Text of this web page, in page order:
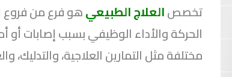
تخصصالعلاج الطبيعيهو فرع من فروع
الحركة والأداء الوظيفي بسبب إصابات أو
مختلفة مثل التمارين العلاجية، والتدليك،